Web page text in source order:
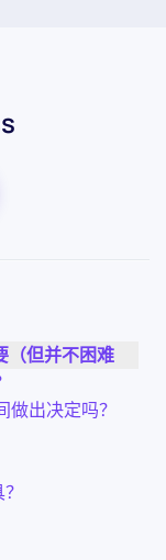
（但并不困难
出决定吗？